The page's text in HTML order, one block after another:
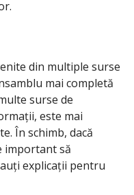
din multiple surse
mai completă
surse de
este mai
În schimb, dacă
important să
explicații pentru